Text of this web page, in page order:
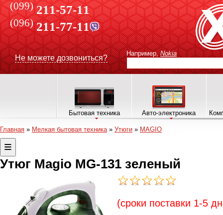
(099) 211-57-11
(096)211-77-11
Не можете дозвониться?
Например, Nokia
Бытовая техника Авто-электроника
Главная » Мелкая бытовая техника» Утюги » MAGIO
Утюг Magio MG-131 зеленый
(сроки поставки 1-5